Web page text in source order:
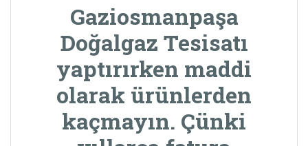
Gaziosmanpaşa
Doğalgaz Tesisatı
yaptırırken maddi
olarak ürünlerden
kaçmayın. Çünki